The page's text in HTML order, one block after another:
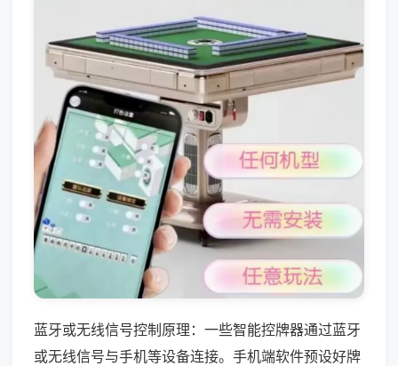
蓝牙或无线信号控制原理：一些智能控牌器通过蓝牙
或无线信号与手机等设备连接。手机端软件预设好牌